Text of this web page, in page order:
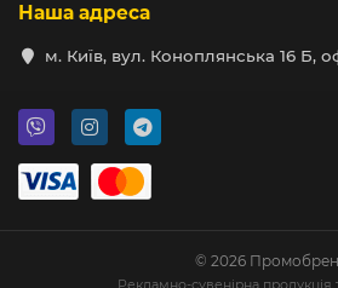
Наша адреса
м. Київ, вул. Коноплянська 16 Б,
© 2026
Рекламно-сувенірна продукція